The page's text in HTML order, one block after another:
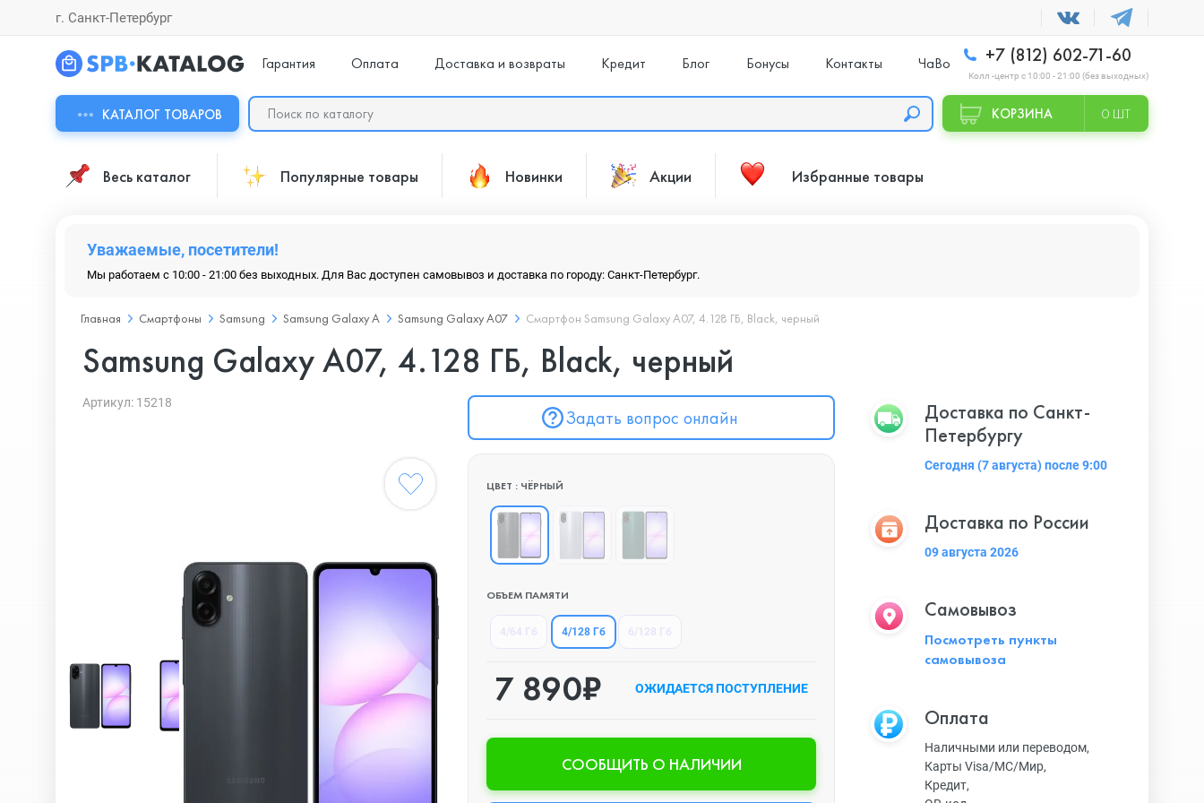
г. Санкт-Петербург
Гарантия Оплата Доставка и возвраты Кредит Блог Бонусы Контакты ЧаВо +7 (812) 602-71-60
Колл -центр с 10:00 - 21:00 (без выходных)
КАТАЛОГ ТОВАРОВ КОРЗИНА 0 ШТ
Весь каталог Популярные товары Новинки Акции Избранные товары
Уважаемые, посетители!
Мы работаем с 10:00 - 21:00 без выходных. Для Вас доступен самовывоз и доставка по городу: Санкт-Петербург.
Главная Смартфоны Samsung Samsung Galaxy A Samsung Galaxy A07 Смартфон Samsung Galaxy A07, 4.128 ГБ, Black, черный
Samsung Galaxy A07, 4.128 ГБ, Black, черный
Артикул: 15218
Задать вопрос онлайн
ЦВЕТ : ЧЁРНЫЙ
ОБЪЕМ ПАМЯТИ
4/128 Гб
7 890₽ ОЖИДАЕТСЯ ПОСТУПЛЕНИЕ
CООБЩИТЬ О НАЛИЧИИ
Доставка по Санкт-
Петербургу
Сегодня (7 августа) после 9:00
Доставка по России
09 августа 2026
Самовывоз
Посмотреть пункты
самовывоза
Оплата
Наличными или переводом,
Карты Visa/MC/Мир,
Кредит,